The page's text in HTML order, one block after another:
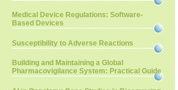
Medical Device Regulations: Software-
Based Devices
Susceptibility to Adverse Reactions
Building and Maintaining a Global
Pharmacovigilance System: Practical Guide